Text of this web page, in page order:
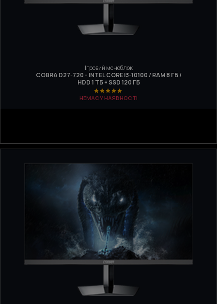
Ігровий моноблок
COBRA D27-720 - INTEL CORE I3-10100 / RAM 8 ГБ /
HDD 1 ТБ + SSD 120 ГБ
НЕМАЄ У НАЯВНОСТІ